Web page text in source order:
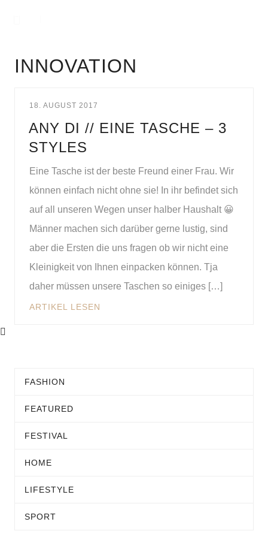
INNOVATION
18. AUGUST 2017
ANY DI // EINE TASCHE – 3
STYLES
Eine Tasche ist der beste Freund einer Frau. Wir
können einfach nicht ohne sie! In ihr befindet sich
auf all unseren Wegen unser halber Haushalt 😀
Männer machen sich darüber gerne lustig, sind
aber die Ersten die uns fragen ob wir nicht eine
Kleinigkeit von Ihnen einpacken können. Tja
daher müssen unsere Taschen so einiges […]
ARTIKEL LESEN
FASHION
FEATURED
FESTIVAL
HOME
LIFESTYLE
SPORT